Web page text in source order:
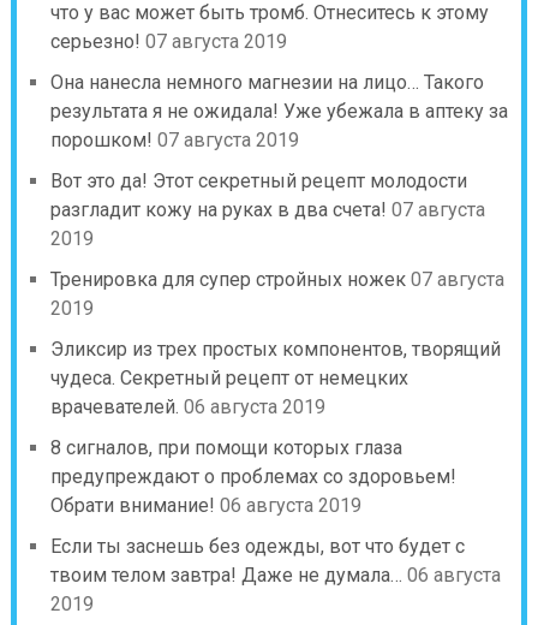
что у вас может быть тромб. Отнеситесь к этому
серьезно! 07 августа 2019
Она нанесла немного магнезии на лицо… Такого
результата я не ожидала! Уже убежала в аптеку за
порошком! 07 августа 2019
Вот это да! Этот секретный рецепт молодости
разгладит кожу на руках в два счета! 07 августа
2019
Тренировка для супер стройных ножек 07 августа
2019
Эликсир из трех простых компонентов, творящий
чудеса. Секретный рецепт от немецких
врачевателей. 06 августа 2019
8 сигналов, при помощи которых глаза
предупреждают о проблемах со здоровьем!
Обрати внимание! 06 августа 2019
Если ты заснешь без одежды, вот что будет с
твоим телом завтра! Даже не думала… 06 августа
2019